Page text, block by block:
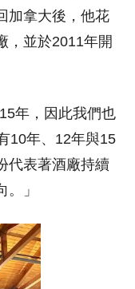
加拿大後，他花
，並於2011年開
年，因此我們也
10年、12年與15
代表著酒廠持續
」